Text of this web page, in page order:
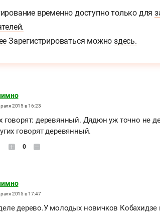
временно доступно только для
Зарегистрироваться можноздесь.
2015 в 16:23
говорят: деревянный. Дядюн уж точно не
говорят деревянный.
0
2015 в 17:47
дерево.У молодых новичков Кобахидзе